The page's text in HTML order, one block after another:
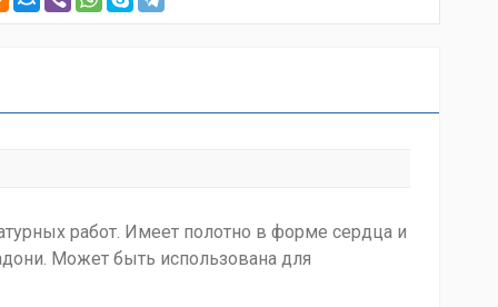
работ. Имеет полотно в форме сердца и
Может быть использована для